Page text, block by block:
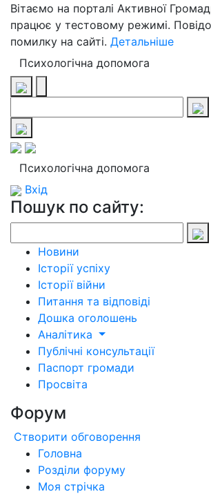
Вітаємо на порталі Активної
працює у тестовому режимі.
помилку на сайті. Детальніше
Психологічна допомога
Психологічна допомога
Вхід
Пошук по сайту:
Новини
Історії успіху
Історії війни
Питання та відповіді
Дошка оголошень
Аналітика
Публічні консультації
Паспорт громади
Просвіта
Форум
Створити обговорення
Головна
Розділи форуму
Моя стрічка